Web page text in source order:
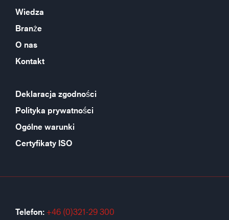
Wiedza
Branże
O nas
Kontakt
Deklaracja zgodności
Polityka prywatności
Ogólne warunki
Certyfikaty ISO
Telefon: +46 (0)321-29 300